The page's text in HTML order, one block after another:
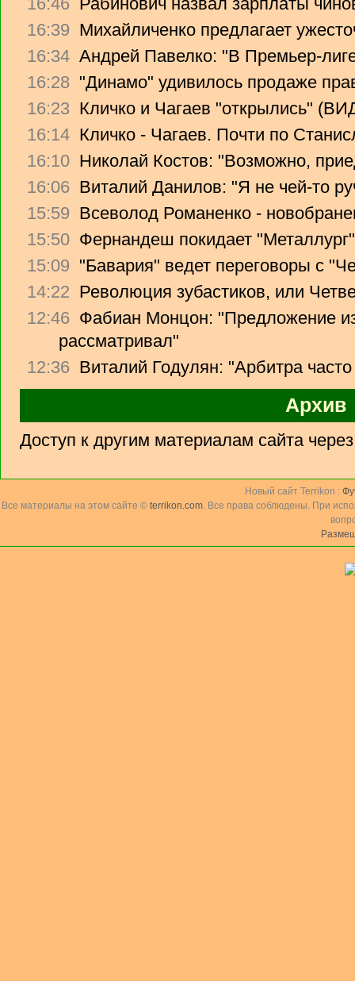
16:39 Михайличенко предлагает
16:34 Андрей Павелко: "В Премьер-
16:28 "Динамо" удивилось продаже
16:23 Кличко и Чагаев "открылись"
16:14 Кличко - Чагаев. Почти по
16:10 Николай Костов: "Возможно,
16:06 Виталий Данилов: "Я не чей-то
15:59 Всеволод Романенко -
15:50 Фернандеш покидает "Металлург"
15:09 "Бавария" ведет переговоры с
14:22 Революция зубастиков, или
12:46 Фабиан Монцон: "Предложение
рассматривал"
12:36 Виталий Годулян: "Арбитра
Архив
Доступ к другим материалам сайта
Новый сайт Terrikon :
Все материалы на этом сайте © terrikon.com. Все права соблюдены. При